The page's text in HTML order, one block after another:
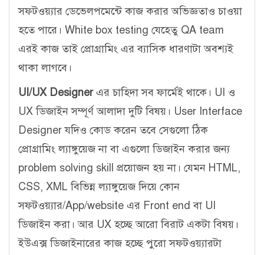
সফটওয়্যার ডেভেলপমেন্টে কাজ করার অভিজ্ঞতাও চাওয়া
হতে পারে। White box testing যেহেতু QA team
এরই কাজ তাই প্রোগ্রামিং এর ব্যাসিক ধারণাটা অবশ্যই
থাকা লাগবে।
UI/UX Designerএর চাহিদা সব ফার্মেই থাকে। UI ও
UX ডিজাইন সম্পূর্ণ আলাদা দুটি বিষয়। User Interface
Designer যদিও কোড করেন তবে সেগুলো ঠিক
প্রোগ্রামিং ল্যাঙ্গুয়েজ না বা এগুলো ডিজাইন করার জন্য
problem solving skill প্রয়োজন হয় না। যেমন HTML,
CSS, XML বিভিন্ন ল্যাঙ্গুয়েজ দিয়ে কোন
সফটওয়্যার/App/website এর Front end বা UI
ডিজাইন করা। আর UX হচ্ছে আরো বিরাট একটা বিষয়।
ইউএক্স ডিজাইনারের কাজ হচ্ছে পুরো সফটওয়্যারটা